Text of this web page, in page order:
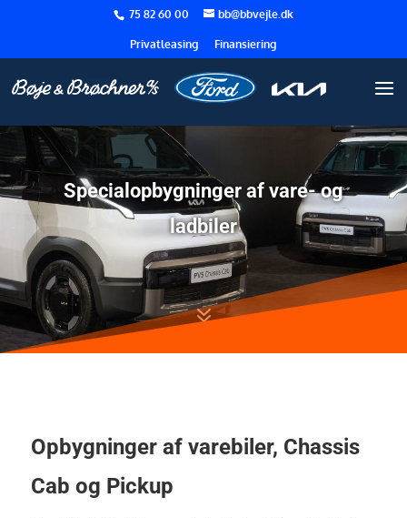
75 82 60 00 bb@bbvejle.dk
Privatleasing Finansiering
Specialopbygninger af vare- og
ladbiler
7
Opbygninger af varebiler, Chassis
Cab og Pickup